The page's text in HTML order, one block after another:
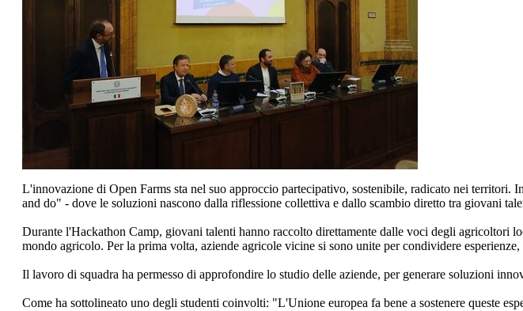
L'innovazione di Open Farms sta nel suo approccio partecipativo, sostenibile, radicato nei
and do" - dove le soluzioni nascono dalla riflessione collettiva e dallo scambio diretto tra giovani
Durante l'Hackathon Camp, giovani talenti hanno raccolto direttamente dalle voci degli
mondo agricolo. Per la prima volta, aziende agricole vicine si sono unite per condividere
Il lavoro di squadra ha permesso di approfondire lo studio delle aziende, per generare soluzioni
Come ha sottolineato uno degli studenti coinvolti: "L'Unione europea fa bene a sostenere queste